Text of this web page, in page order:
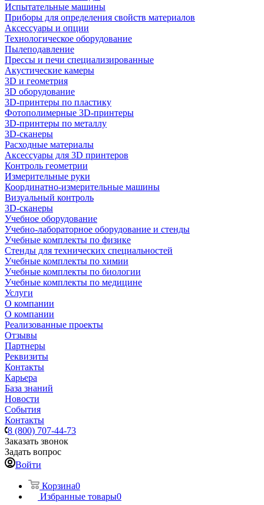
Испытательные машины
Приборы для определения свойств материалов
Аксессуары и опции
Технологическое оборудование
Пылеподавление
Прессы и печи специализированные
Акустические камеры
3D и геометрия
3D оборудование
3D-принтеры по пластику
Фотополимерные 3D-принтеры
3D-принтеры по металлу
3D-сканеры
Расходные материалы
Аксессуары для 3D принтеров
Контроль геометрии
Измерительные руки
Координатно-измерительные машины
Визуальный контроль
3D-сканеры
Учебное оборудование
Учебно-лабораторное оборудование и стенды
Учебные комплекты по физике
Стенды для технических специальностей
Учебные комплекты по химии
Учебные комплекты по биологии
Учебные комплекты по медицине
Услуги
О компании
О компании
Реализованные проекты
Отзывы
Партнеры
Реквизиты
Контакты
Карьера
База знаний
Новости
События
Контакты
8 (800) 707-44-73
Заказать звонок
Задать вопрос
Войти
Корзина0
Избранные товары0